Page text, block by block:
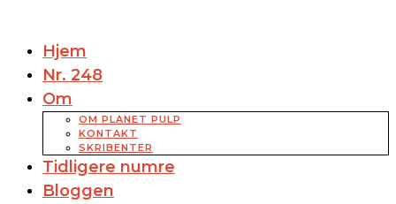
Hjem
Nr. 248
Om
OM PLANET PULP
KONTAKT
SKRIBENTER
Tidligere numre
Bloggen